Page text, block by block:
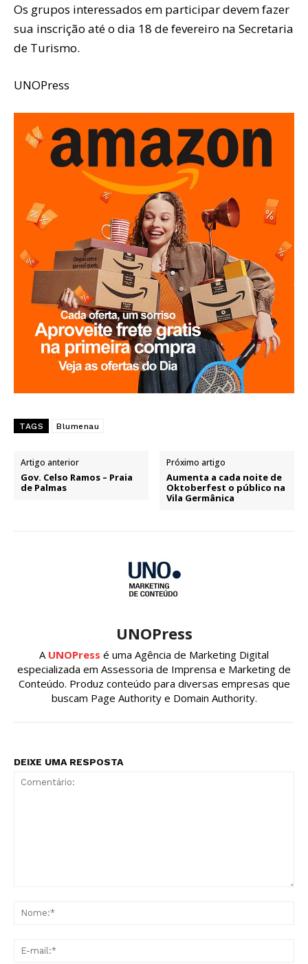
Os grupos interessados em participar devem fazer
sua inscrição até o dia 18 de fevereiro na Secretaria
de Turismo.
UNOPress
TAGS Blumenau
Artigo anterior
Gov. Celso Ramos – Praia
de Palmas
Próximo artigo
Aumenta a cada noite de
Oktoberfest o público na
Vila Germânica
UNOPress
A UNOPress é uma Agência de Marketing Digital
especializada em Assessoria de Imprensa e Marketing de
Conteúdo. Produz conteúdo para diversas empresas que
buscam Page Authority e Domain Authority.
DEIXE UMA RESPOSTA